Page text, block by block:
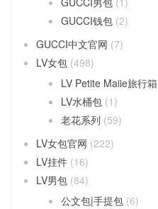
GUCCI钱包 (2)
GUCCI中文官网 (7)
LV女包 (498)
LV Petite Maiie旅行箱
LV水桶包 (1)
老花系列 (59)
LV女包官网 (222)
LV挂件 (16)
LV男包 (84)
公文包|手提包 (6)